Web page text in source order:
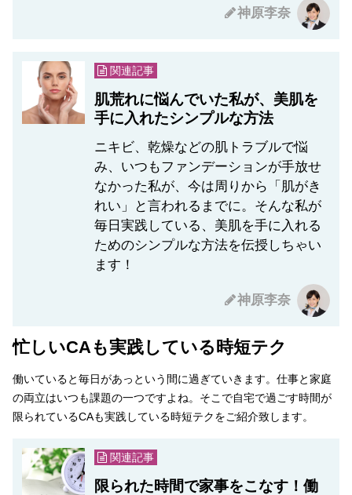
神原李奈
関連記事
肌荒れに悩んでいた私が、美肌を
手に入れたシンプルな方法
ニキビ、乾燥などの肌トラブルで悩
み、いつもファンデーションが手放せ
なかった私が、今は周りから「肌がき
れい」と言われるまでに。そんな私が
毎日実践している、美肌を手に入れる
ためのシンプルな方法を伝授しちゃい
ます！
神原李奈
忙しいCAも実践している時短テク
働いていると毎日があっという間に過ぎていきます。仕事と家庭
の両立はいつも課題の一つですよね。そこで自宅で過ごす時間が
限られているCAも実践している時短テクをご紹介致します。
関連記事
限られた時間で家事をこなす！働